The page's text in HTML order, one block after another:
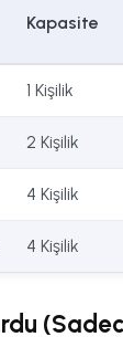
Kapasite
1 Kişilik
2 Kişilik
4 Kişilik
4 Kişilik